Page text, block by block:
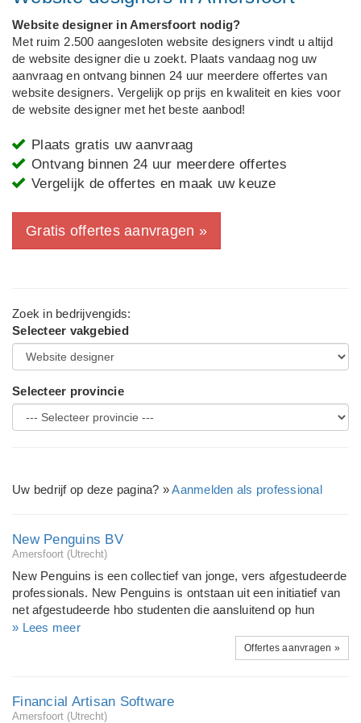
Website designer in Amersfoort nodig?
Met ruim 2.500 aangesloten website designers vindt u altijd
de website designer die u zoekt. Plaats vandaag nog uw
aanvraag en ontvang binnen 24 uur meerdere offertes van
website designers. Vergelijk op prijs en kwaliteit en kies voor
de website designer met het beste aanbod!
Plaats gratis uw aanvraag
Ontvang binnen 24 uur meerdere offertes
Vergelijk de offertes en maak uw keuze
Gratis offertes aanvragen »
Zoek in bedrijvengids:
Selecteer vakgebied
Selecteer provincie
Uw bedrijf op deze pagina? »Aanmelden als professional
New Penguins BV
Amersfoort (Utrecht)
New Penguins is een collectief van jonge, vers afgestudeerde
professionals. New Penguins is ontstaan uit een initiatief van
net afgestudeerde hbo studenten die aansluitend op hun
studie geen werk konden vinden en dat niet accepteerden. Zij
zijn op zolder gestart met het maken van internet gerelateerde
producten ontdekten al snel dat zij toegevoegde waarde
kwaliteitverhouding. New Penguins is een speeltuin voor
jonge, creatieve mensen die ideeën willen uitproberen. Het is
» Lees meer
Offertes aanvragen »
Financial Artisan Software
Amersfoort (Utrecht)